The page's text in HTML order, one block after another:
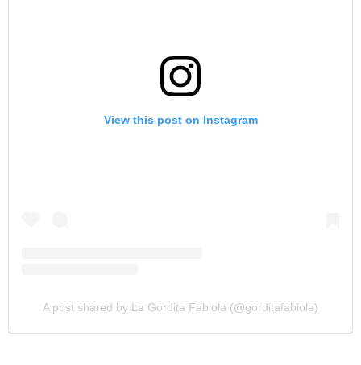
View this post on Instagram
A post shared by La Gordita Fabiola (@gorditafabiola)